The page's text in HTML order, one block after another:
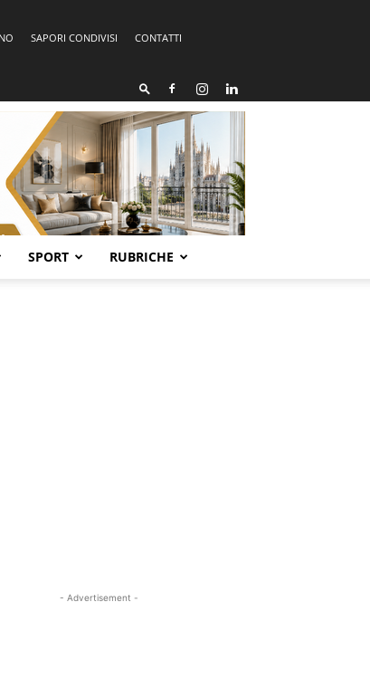
SAPORI CONDIVISI
CONTATTI
SPORT RUBRICHE
- Advertisement -